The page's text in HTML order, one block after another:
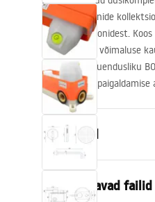
vannitoakraanide
värvivariatsioonidest.
anname teile võimaluse
varustatud uuendusliku
komponente
Omadused
Värv
Materjal
Allalaaditavad